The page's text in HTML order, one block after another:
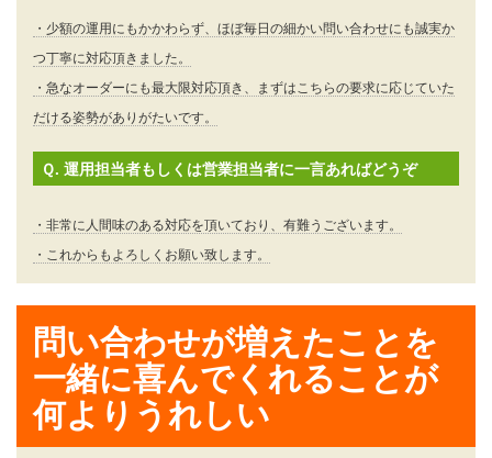
・少額の運用にもかかわらず、ほぼ毎日の細かい問い合わせにも誠実か
つ丁寧に対応頂きました。
・急なオーダーにも最大限対応頂き、まずはこちらの要求に応じていた
だける姿勢がありがたいです。
Ｑ. 運用担当者もしくは営業担当者に一言あればどうぞ
・非常に人間味のある対応を頂いており、有難うございます。
・これからもよろしくお願い致します。
問い合わせが増えたことを
一緒に喜んでくれることが
何よりうれしい